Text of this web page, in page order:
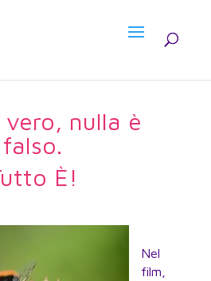
vero, nulla è
falso.
È!
Nel
film,